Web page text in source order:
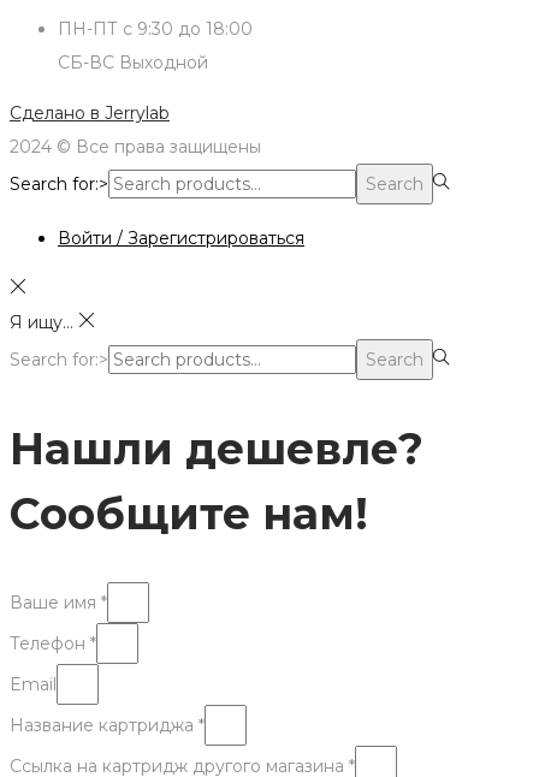
ПН-ПТ с 9:30 до 18:00
СБ-ВС Выходной
Сделано в Jerrylab
2024 © Все права защищены
Search for:>
Search
Войти / Зарегистрироваться
Я ищу...
Search for:>
Search
Нашли дешевле?
Сообщите нам!
Ваше имя *
Телефон *
Email
Название картриджа *
Ссылка на картридж другого магазина *